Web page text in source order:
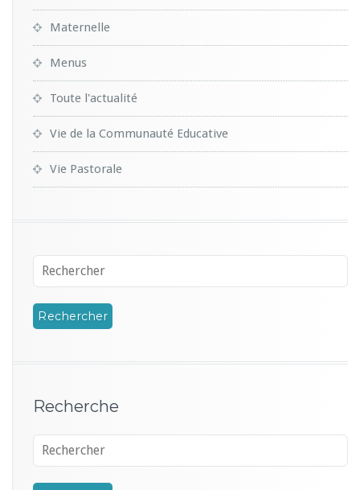
Maternelle
Menus
Toute l'actualité
Vie de la Communauté Educative
Vie Pastorale
Recherche